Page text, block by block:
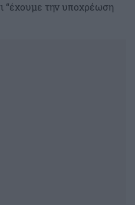
“έχουμε την υποχρέωση